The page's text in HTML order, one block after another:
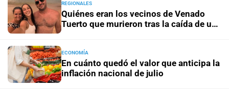
Trabajo, fe y esperanza
¿Qué se le pide a San Cayetano?
La celebración del 7 de agosto que vuelve a reunir a miles
de fieles
Panorama astrológico
2026
REGIONALES
Quiénes eran los vecinos de Venado
Tuerto que murieron tras la caída de un
ECONOMÍA
En cuánto quedó el valor que anticipa la
inflación nacional de julio